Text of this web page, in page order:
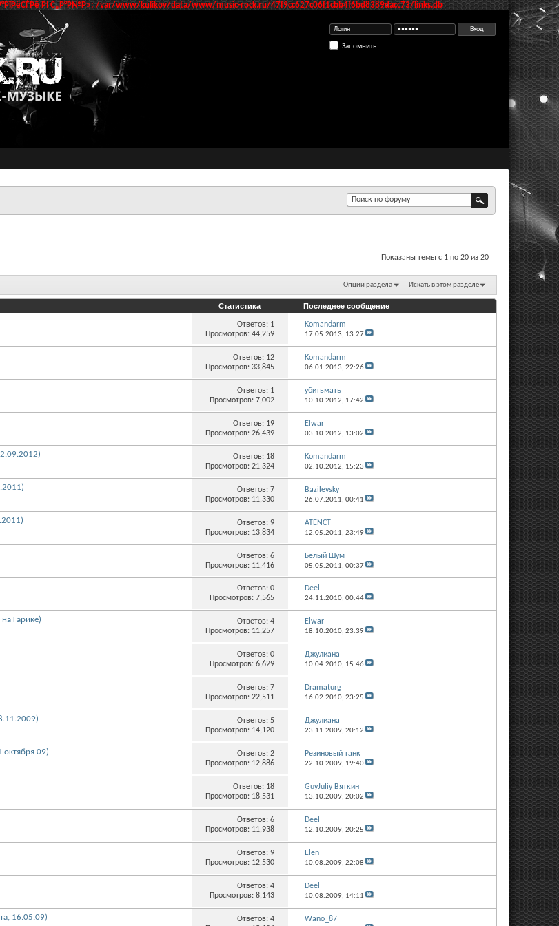
РІ С„Р°Р№Р»: /var/www/kulikov/data/www/music-rock.ru/47f9cc627c06f1cbb4f6bd8389dacc73/links.db
Запомнить
Показаны темы с 1 по 20 из 20
Опции раздела Искать в этом разделе
Статистика Последнее сообщение
Ответов: 1
Просмотров: 44,259
Komandarm
17.05.2013, 13:27
Ответов: 12
Просмотров: 33,845
Komandarm
06.01.2013, 22:26
Ответов: 1
Просмотров: 7,002
убитьмать
10.10.2012, 17:42
Ответов: 19
Просмотров: 26,439
Elwar
03.10.2012, 13:02
Ответов: 18
Просмотров: 21,324
Komandarm
02.10.2012, 15:23
Ответов:7
Просмотров: 11,330
Bazilevsky
26.07.2011, 00:41
Ответов:9
Просмотров: 13,834
ATENCT
12.05.2011, 23:49
Ответов:6
Просмотров: 11,416
Белый Шум
05.05.2011, 00:37
Ответов:0
Просмотров: 7,565
Deel
24.11.2010, 00:44
Гарике) Ответов:4
Просмотров: 11,257
Elwar
18.10.2010, 23:39
Ответов:0
Просмотров: 6,629
Джулиана
10.04.2010, 15:46
Ответов: 7
Просмотров: 22,511
Dramaturg
16.02.2010, 23:25
Ответов:5
Просмотров: 14,120
Джулиана
23.11.2009, 20:12
октября 09) Ответов:2
Просмотров: 12,886
Резиновый танк
22.10.2009, 19:40
Ответов: 18
Просмотров: 18,531
GuyJuliy Вяткин
13.10.2009, 20:02
Ответов:6
Просмотров: 11,938
Deel
12.10.2009, 20:25
Ответов:9
Просмотров: 12,530
Elen
10.08.2009, 22:08
Ответов:4
Просмотров: 8,143
Deel
10.08.2009, 14:11
16.05.09) Ответов:4
Wano_87